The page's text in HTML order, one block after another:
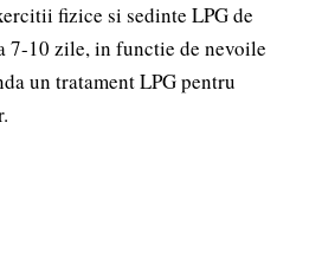
fizice si sedinte LPG de
7-10 zile, in functie de nevoile
un tratament LPG pentru